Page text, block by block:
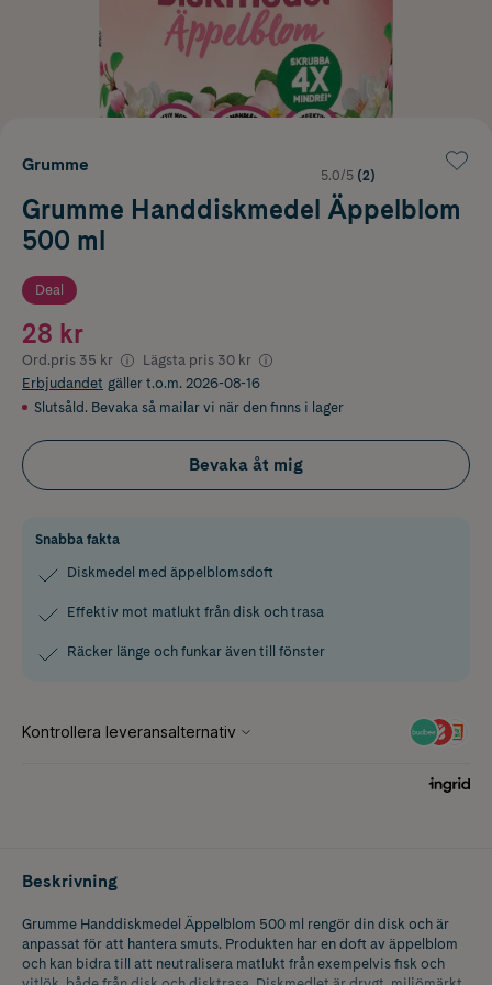
Grumme
5.0/5 (2)
Grumme Handdiskmedel Äppelblom
500 ml
Deal
28 kr
Ord.pris 35 kr Lägsta pris 30 kr
Erbjudandet gäller t.o.m. 2026-08-16
Slutsåld. Bevaka så mailar vi när den finns i lager
Bevaka åt mig
Snabba fakta
Diskmedel med äppelblomsdoft
Effektiv mot matlukt från disk och trasa
Räcker länge och funkar även till fönster
Beskrivning
Grumme Handdiskmedel Äppelblom 500 ml rengör din disk och är
anpassat för att hantera smuts. Produkten har en doft av äppelblom
och kan bidra till att neutralisera matlukt från exempelvis fisk och